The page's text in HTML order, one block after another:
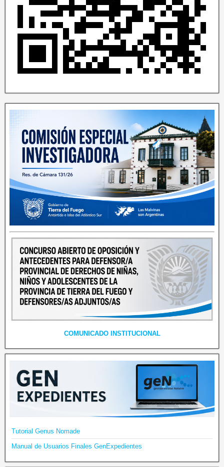
COMUNICADO INSTITUCIONAL
Tutorial Genus Nomade
Manual de Usuarios Finales GenExpedientes